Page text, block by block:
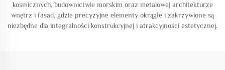
kosmicznych, budownictwie morskim oraz metalowej architekturze
wnętrz i fasad, gdzie precyzyjne elementy okrągłe i zakrzywione są
niezbędne dla integralności konstrukcyjnej i atrakcyjności estetycznej.